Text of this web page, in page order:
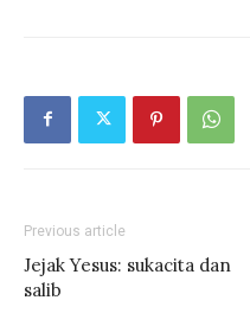
Previous article
Jejak Yesus: sukacita dan
salib